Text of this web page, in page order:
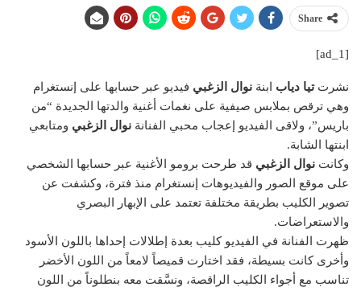
Share
[ad_1]
نشرت تيا دياب ابنة نوال الزغبي فيديو عبر حسابها على إنستغرام
وهي ترقص بملابس صيفية على نغمات أغنية والدتها الجديدة “من
باريس”، ولاقى الفيديو إعجاب محبي الفنانة نوال الزغبي ومتابعي
ابنتها الشابة.
وكانت نوال الزغبي قد طرحت برومو الأغنية عبر حسابها الشخصي
على موقع الصور والفيديوهات إنستغرام منذ فترة، وكشفت عن
تصوير الكليب بطريقة مختلفة تعتمد على الإبهار البصري
والاستعراضات.
ظهرت الفنانة في الفيديو كليب بعدة إطلالات إحداها باللون الأسود
وأخرى كانت بسيطة، فقد اختارت قميصاً لامعاً من اللون الأخضر
تناسب مع أجواء الكليب الراقصة، ونسَّقت معه بنطلوناً من اللون